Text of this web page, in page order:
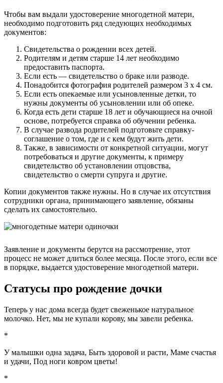
Чтобы вам выдали удостоверение многодетной матери,
необходимо подготовить ряд следующих необходимых
документов:
Свидетельства о рождении всех детей.
Родителям и детям старше 14 лет необходимо
предоставить паспорта.
Если есть — свидетельство о браке или разводе.
Понадобится фотография родителей размером 3 х 4 см.
Если есть опекаемые или усыновленные детки, то
нужны документы об усыновлении или об опеке.
Когда есть дети старше 18 лет и обучающиеся на очной
основе, потребуется справка об обучении ребенка.
В случае развода родителей подготовьте справку-
соглашение о том, где и с кем будут жить дети.
Также, в зависимости от конкретной ситуации, могут
потребоваться и другие документы, к примеру
свидетельство об установлении отцовства,
свидетельство о смерти супруга и другие.
Копии документов также нужны. Но в случае их отсутствия
сотрудники органа, принимающего заявление, обязаны
сделать их самостоятельно.
Заявление и документы берутся на рассмотрение, этот
процесс не может длиться более месяца. После этого, если все
в порядке, выдается удостоверение многодетной матери.
Статусы про рождение дочки
Теперь у нас дома всегда будет свеженькое натуральное
молочко. Нет, мы не купали корову, мы завели ребенка.
*
У малышки одна задача, Быть здоровой и расти, Маме счастья
и удачи, Под ноги ковром цветы!
*